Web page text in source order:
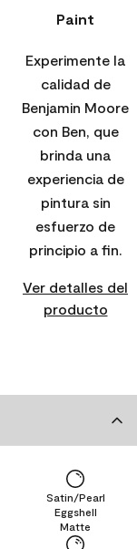
Paint
Experimente la
calidad de
Benjamin Moore
con Ben, que
brinda una
experiencia de
pintura sin
esfuerzo de
principio a fin.
Ver detalles del
producto
Matte
Eggshell
Satin/Pearl